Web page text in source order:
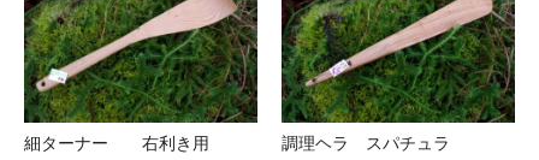
細ターナー 右利き用
調理ヘラ スパチュラ